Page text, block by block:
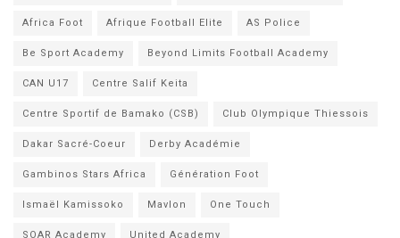
Africa Foot Afrique Football Elite AS Police
Be Sport Academy Beyond Limits Football Academy
CAN U17 Centre Salif Keita
Centre Sportif de Bamako (CSB) Club Olympique Thiessois
Dakar Sacré-Coeur Derby Académie
Gambinos Stars Africa Génération Foot
Ismaël Kamissoko Mavlon One Touch
SOAR Academy United Academy